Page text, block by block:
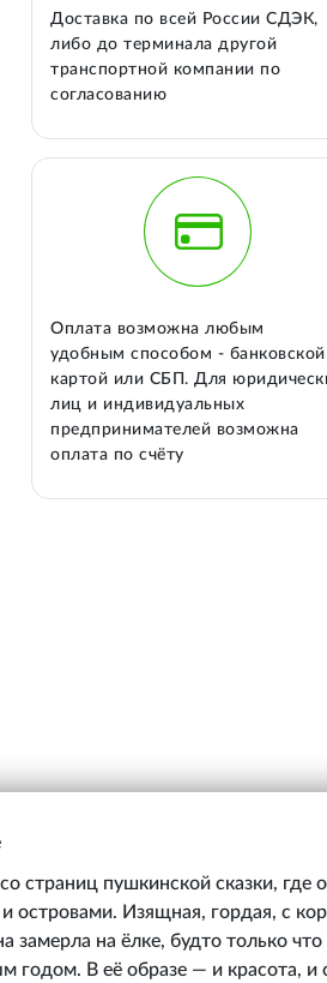
Доставка по всей России СДЭК,
либо до терминала другой
транспортной компании по
согласованию
Оплата возможна любым
удобным способом - банковской
картой или СБП. Для
лиц и индивидуальных
предпринимателей возможна
оплата по счёту
страниц пушкинской сказки, где
островами. Изящная, гордая, с
на ёлке, будто только что
годом. В её образе — и красота, и